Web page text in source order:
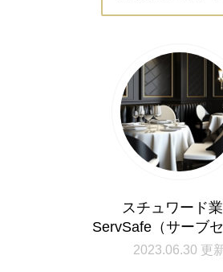
スチュワード
ServSafe（サーブセ
2023.06.30 更